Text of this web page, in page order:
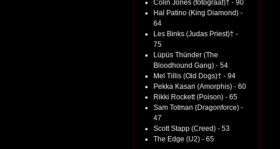
Colin Jones (fotograaf)† - 90
Hal Patino (King Diamond) -
64
Les Binks (Judas Priest)† -
75
Lüpüs Thünder (The
Bloodhound Gang) - 54
Mel Tillis (Old Dogs)† - 94
Pekka Kasari (Amorphis) - 60
Rikki Rockett (Poison) - 65
Sam Totman (Dragonforce) -
47
Scott Stapp (Creed) - 53
The Edge (U2) - 65